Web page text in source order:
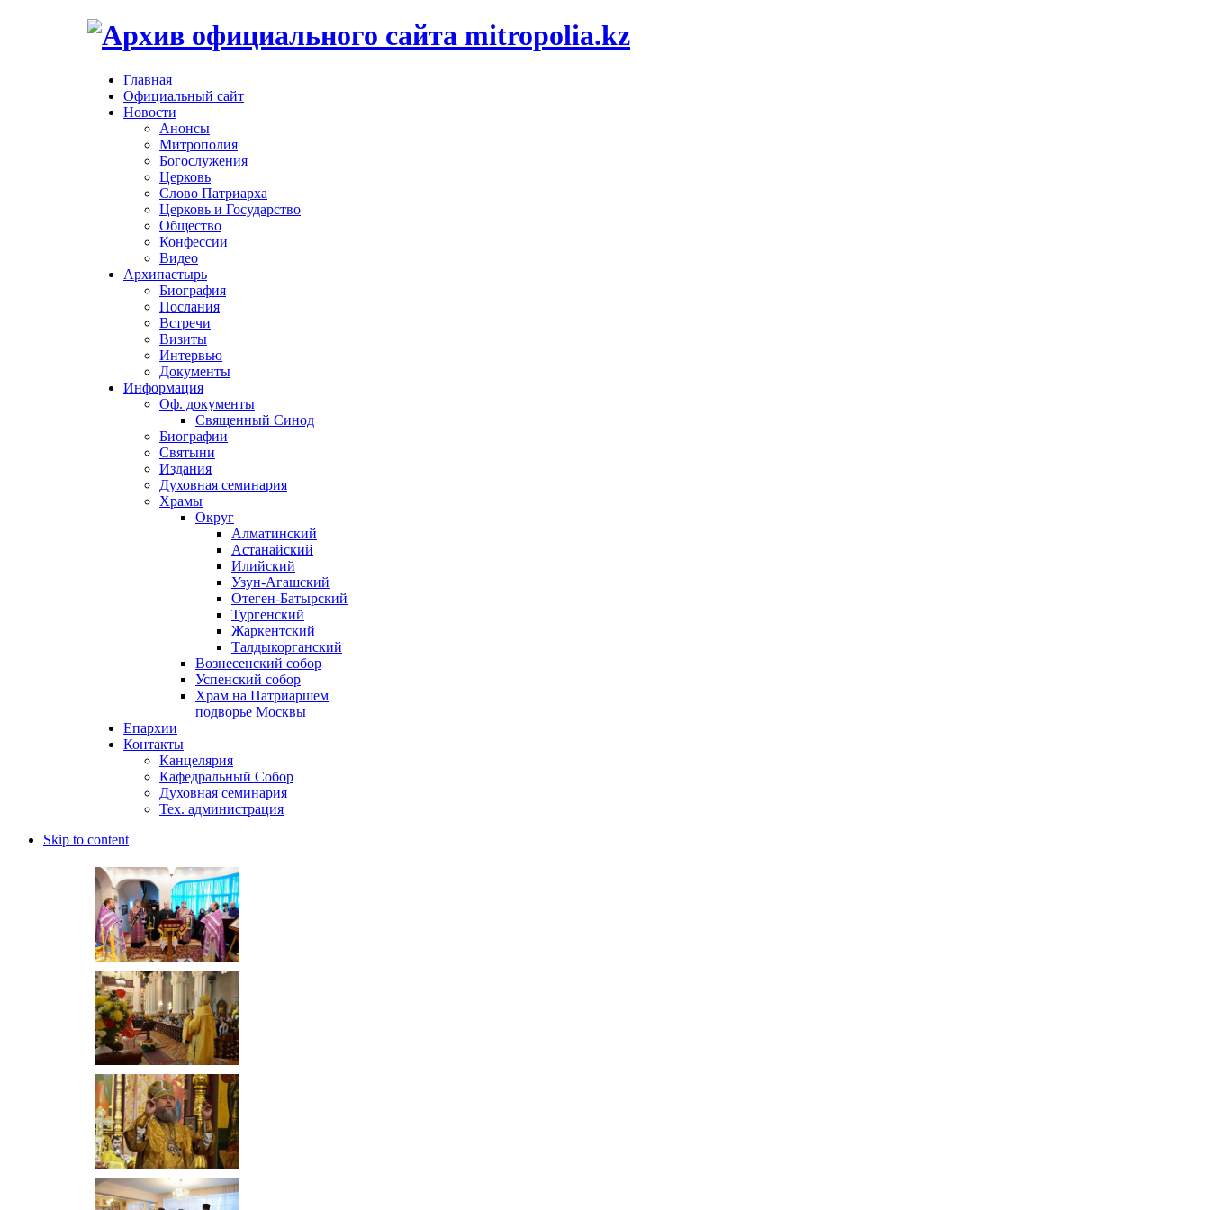
Главная
Официальный сайт
Новости
Анонсы
Митрополия
Богослужения
Церковь
Слово Патриарха
Церковь и Государство
Общество
Конфессии
Видео
Архипастырь
Биография
Послания
Встречи
Визиты
Интервью
Документы
Информация
Оф. документы
Священный Синод
Биографии
Святыни
Издания
Духовная семинария
Храмы
Округ
Алматинский
Астанайский
Илийский
Узун-Агашский
Отеген-Батырский
Тургенский
Жаркентский
Талдыкорганский
Вознесенский собор
Успенский собор
Храм на Патриаршем
подворье Москвы
Епархии
Контакты
Канцелярия
Кафедральный Собор
Духовная семинария
Тех. администрация
Skip to content